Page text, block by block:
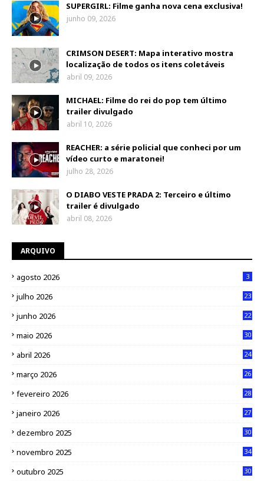
SUPERGIRL: Filme ganha nova cena exclusiva!
junho 09, 2026
CRIMSON DESERT: Mapa interativo mostra
localização de todos os itens coletáveis
abril 09, 2026
MICHAEL: Filme do rei do pop tem último
trailer divulgado
abril 10, 2026
REACHER: a série policial que conheci por um
vídeo curto e maratonei!
julho 28, 2026
O DIABO VESTE PRADA 2: Terceiro e último
trailer é divulgado
abril 08, 2026
ARQUIVO
agosto 2026 3
julho 2026 23
junho 2026 22
maio 2026 30
abril 2026 24
março 2026 26
fevereiro 2026 28
janeiro 2026 27
dezembro 2025 30
novembro 2025 34
outubro 2025 30